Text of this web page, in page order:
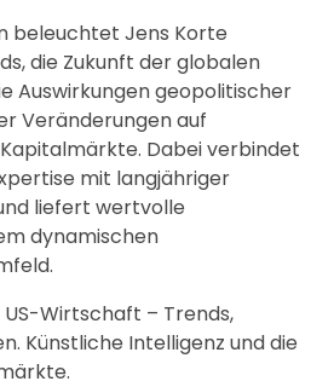
beleuchtet Jens Korte
die Zukunft der globalen
Auswirkungen geopolitischer
Veränderungen auf
Dabei verbindet
mit langjähriger
liefert wertvolle
dynamischen
Wirtschaft – Trends,
Künstliche Intelligenz und die